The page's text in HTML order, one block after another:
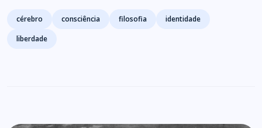
Tags
cérebro consciência filosofia
identidade
liberdade